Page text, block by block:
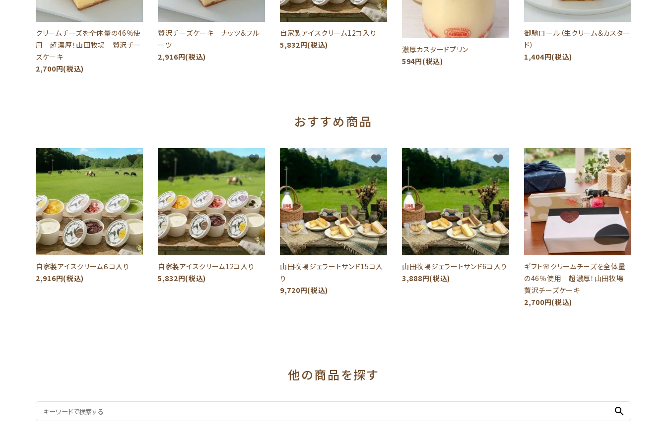
クリームチーズを全体量の46％使
用 超濃厚！山田牧場 贅沢チー
ズケーキ
2,700円(税込)
贅沢チーズケーキ ナッツ＆フル
ーツ
2,916円(税込)
自家製アイスクリーム12コ入り
5,832円(税込)
濃厚カスタードプリン
594円(税込)
御馳ロール（生クリーム＆カスター
ド）
1,404円(税込)
おすすめ商品
自家製アイスクリーム６コ入り
2,916円(税込)
favorite
自家製アイスクリーム12コ入り
5,832円(税込)
favorite
山田牧場ジェラートサンド15コ入
り
9,720円(税込)
favorite
山田牧場ジェラートサンド6コ入り
3,888円(税込)
favorite
ギフト🌸クリームチーズを全体量
の46％使用 超濃厚！山田牧場
贅沢チーズケーキ
2,700円(税込)
favorite
他の商品を探す
search